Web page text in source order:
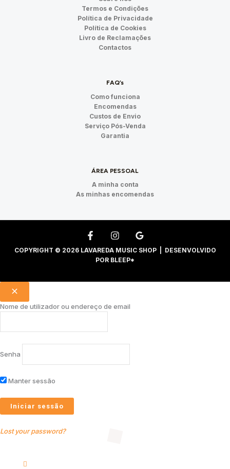
Termos e Condições
Política de Privacidade
Política de Cookies
Livro de Reclamações
Contactos
FAQ’s
Como funciona
Encomendas
Custos de Envio
Serviço Pós-Venda
Garantia
ÁREA PESSOAL
A minha conta
As minhas encomendas
COPYRIGHT © 2026 LAVAREDA MUSIC SHOP | DESENVOLVIDO
POR BLEEP*
Nome de utilizador ou endereço de email
Senha
Manter sessão
Lost your password?